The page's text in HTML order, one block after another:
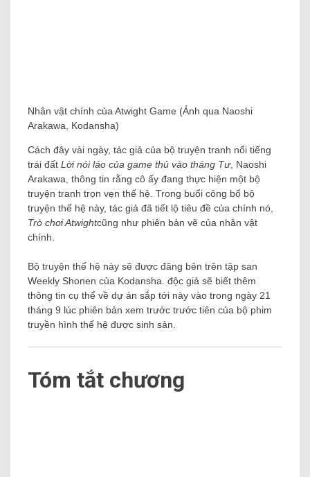
Nhân vật chính của Atwight Game (Ảnh qua Naoshi
Arakawa, Kodansha)
Cách đây vài ngày, tác giả của bộ truyện tranh nổi tiếng
trái đất Lời nói láo của game thủ vào tháng Tư, Naoshi
Arakawa, thông tin rằng cô ấy đang thực hiện một bộ
truyện tranh trọn vẹn thế hệ. Trong buổi công bố bộ
truyện thế hệ này, tác giả đã tiết lộ tiêu đề của chính nó,
Trò chơi Atwightcũng như phiên bản vẽ của nhân vật
chính.
Bộ truyện thế hệ này sẽ được đăng bên trên tập san
Weekly Shonen của Kodansha. độc giả sẽ biết thêm
thông tin cụ thể về dự án sắp tới này vào trong ngày 21
tháng 9 lúc phiên bản xem trước trước tiên của bộ phim
truyền hình thế hệ được sinh sản.
Tóm tắt chương